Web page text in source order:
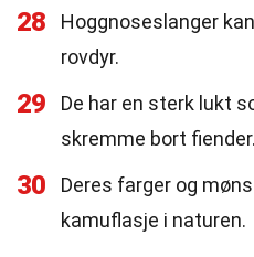
28
Hoggnoseslanger
rovdyr.
29
De har en sterk lukt
skremme bort fiender.
30
Deres farger og
kamuflasje i naturen.